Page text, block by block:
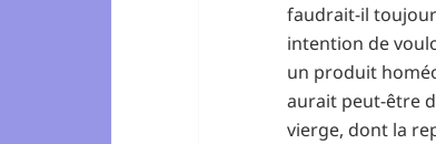
faudrait-il
intention de
un produit
aurait peut-être
vierge, dont la